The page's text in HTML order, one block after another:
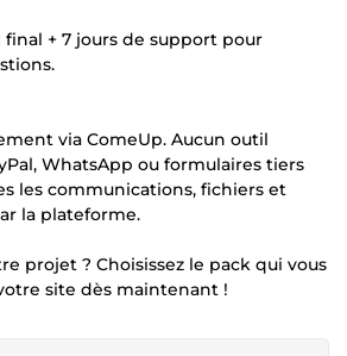
final + 7 jours de support pour
via ComeUp. Aucun outil
WhatsApp ou formulaires tiers
les communications, fichiers et
la plateforme.
projet ? Choisissez le pack qui vous
site dès maintenant !